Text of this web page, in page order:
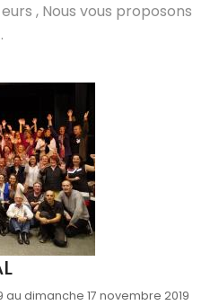
, Nous vous proposons
au dimanche 17 novembre 2019